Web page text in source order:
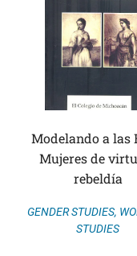
Modelando a las
Mujeres de
rebeldía
GENDER STUDIES,
STUDIES